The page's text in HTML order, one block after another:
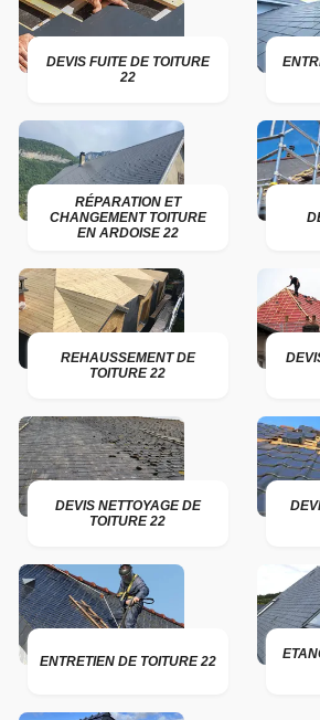
DEVIS FUITE DE TOITURE
22
RÉPARATION ET
CHANGEMENT TOITURE
EN ARDOISE 22
REHAUSSEMENT DE
TOITURE 22
DEVIS NETTOYAGE DE
TOITURE 22
ENTRETIEN DE TOITURE 22